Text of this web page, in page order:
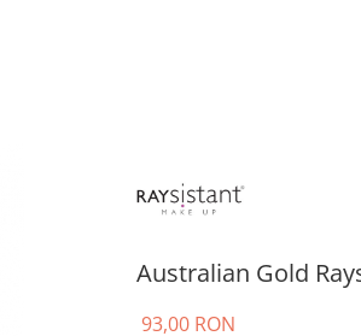
Australian Gold
93,00 RON